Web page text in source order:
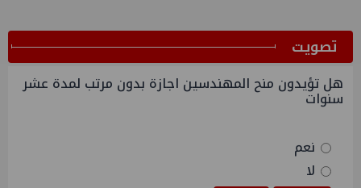
ﺗﺼﻮﻳﺖ
هل تؤيدون منح المهندسين اجازة بدون مرتب لمدة عشر
سنوات
نعم
لا